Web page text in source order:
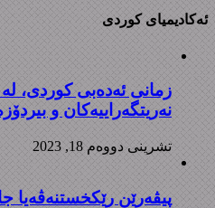
ئەکادیمیای کوردی
زمانی ئەدەبی کوردی، لە
نەریتگەراییەکان و
تشرینی دووه‌م 18, 2023
پیڤەرێن رێکخستنەڤەیا